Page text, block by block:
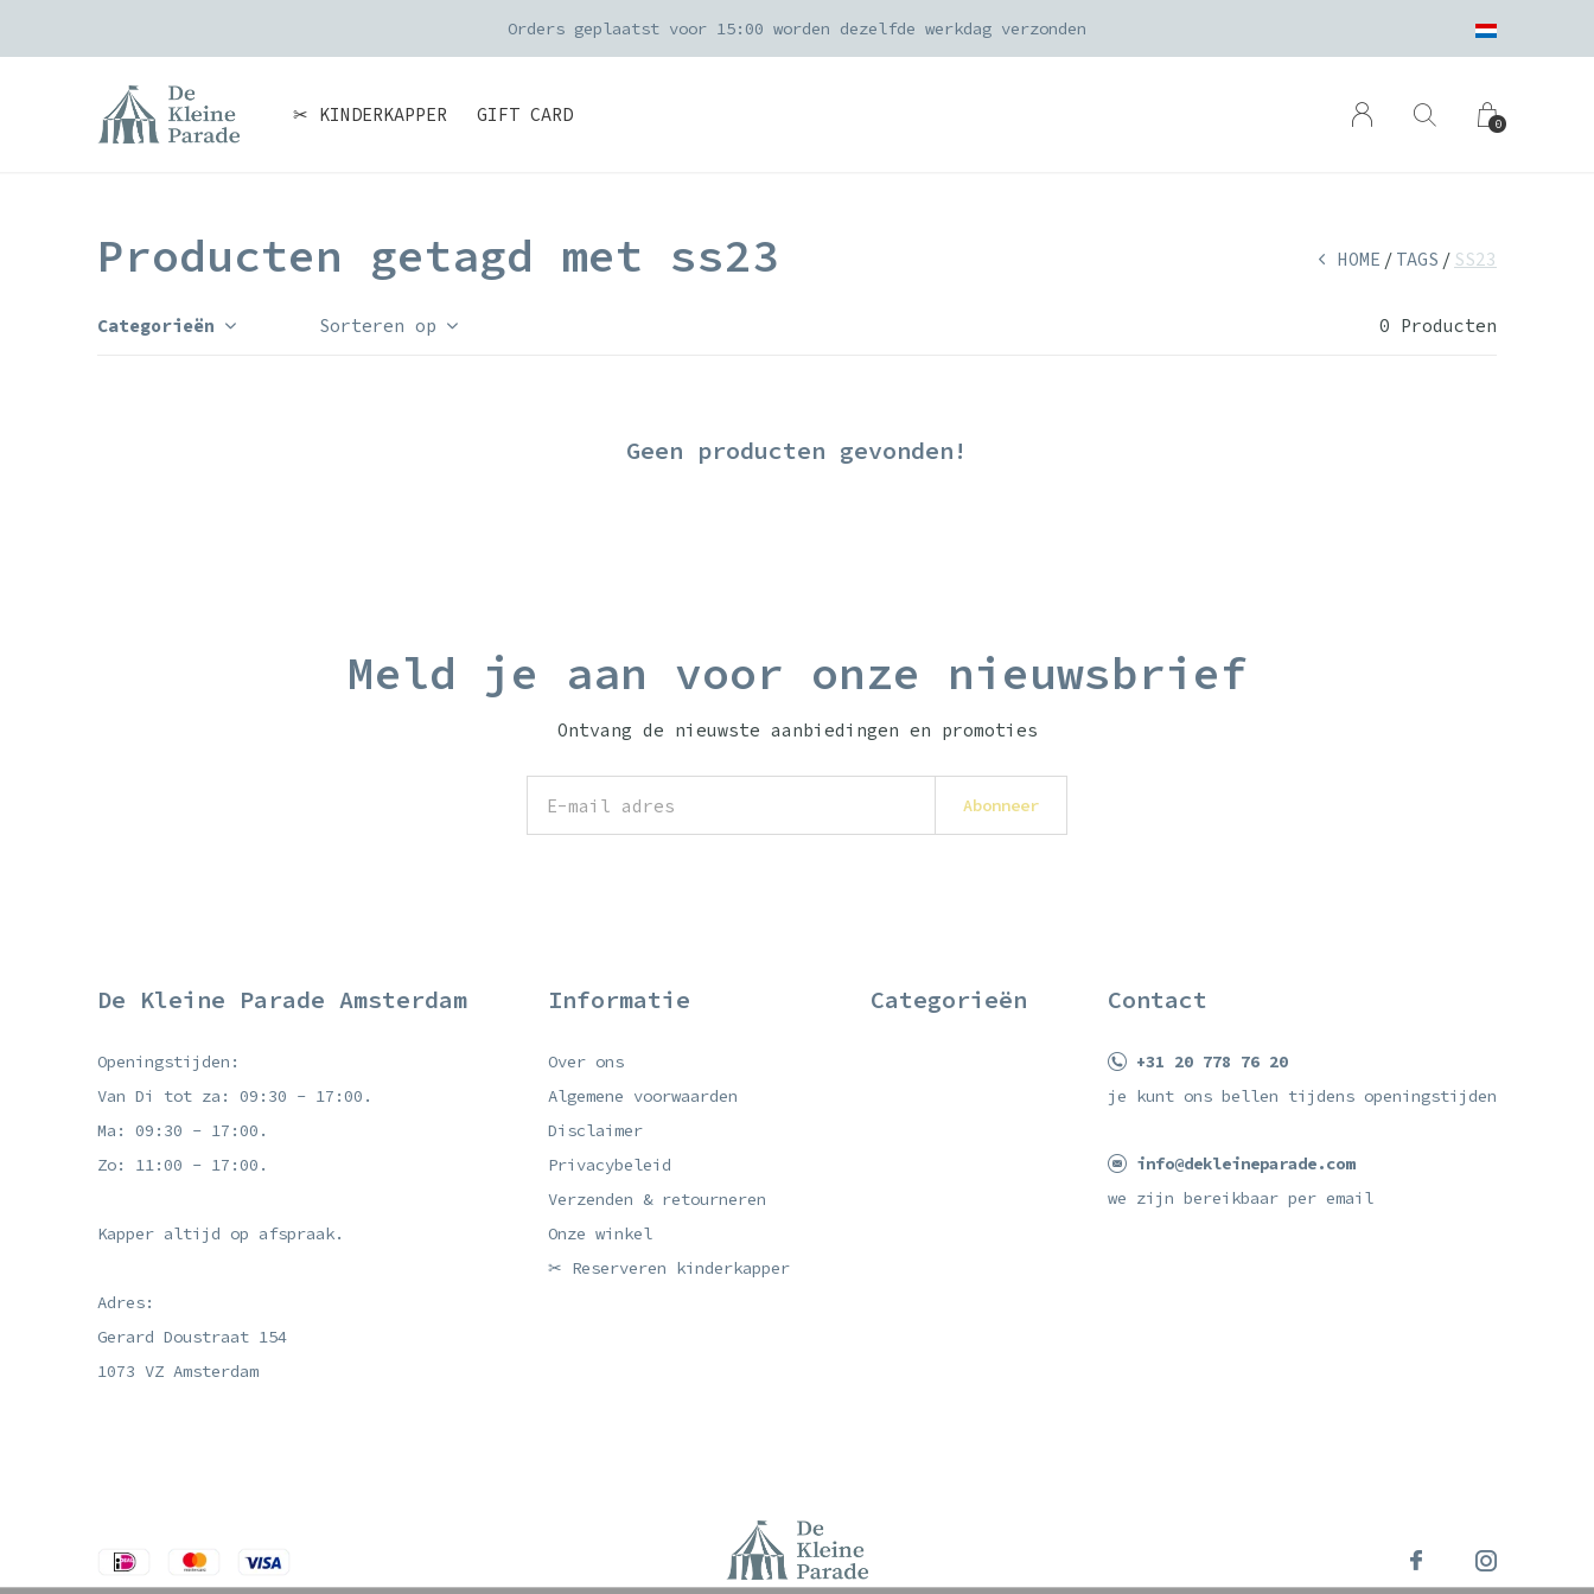
✂ KINDERKAPPER GIFT CARD 0
Orders geplaatst voor 15:00 worden dezelfde werkdag verzonden
Producten getagd met ss23 HOME TAGS SS23
Categorieën Sorteren op 0 Producten
Geen producten gevonden!
Meld je aan voor onze nieuwsbrief
Ontvang de nieuwste aanbiedingen en promoties
Abonneer
De Kleine Parade Amsterdam
Openingstijden:
Van Di tot za: 09:30 - 17:00.
Ma: 09:30 - 17:00.
Zo: 11:00 - 17:00.
Kapper altijd op afspraak.
Adres:
Gerard Doustraat 154
1073 VZ Amsterdam
Informatie
Over ons
Algemene voorwaarden
Disclaimer
Privacybeleid
Verzenden & retourneren
Onze winkel
✂ Reserveren kinderkapper
Categorieën Contact
+31 20 778 76 20
je kunt ons bellen tijdens openingstijden
info@dekleineparade.com
we zijn bereikbaar per email